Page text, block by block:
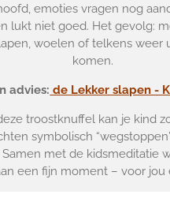
emoties vragen nog
lukt niet goed. Het gevolg:
woelen of telkens weer
komen.
advies: de Lekker slapen -
troostknuffel kan je kind
symbolisch
Samen met de kidsmeditatie
een fijn moment – voor jou